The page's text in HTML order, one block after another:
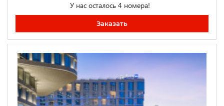
У нас осталось 4 номера!
Заказать